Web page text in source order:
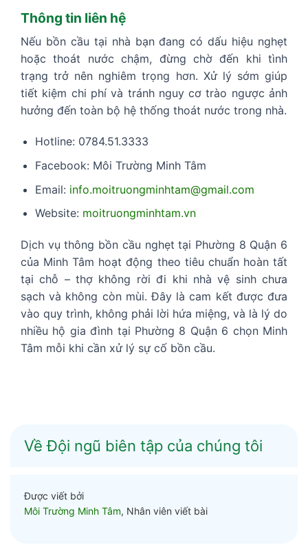
Thông tin liên hệ
Nếu bồn cầu tại nhà bạn đang có dấu hiệu nghẹt
hoặc thoát nước chậm, đừng chờ đến khi tình
trạng trở nên nghiêm trọng hơn. Xử lý sớm giúp
tiết kiệm chi phí và tránh nguy cơ trào ngược ảnh
hưởng đến toàn bộ hệ thống thoát nước trong nhà.
Hotline: 0784.51.3333
Facebook: Môi Trường Minh Tâm
Email: info.moitruongminhtam@gmail.com
Website: moitruongminhtam.vn
Dịch vụ thông bồn cầu nghẹt tại Phường 8 Quận 6
của Minh Tâm hoạt động theo tiêu chuẩn hoàn tất
tại chỗ – thợ không rời đi khi nhà vệ sinh chưa
sạch và không còn mùi. Đây là cam kết được đưa
vào quy trình, không phải lời hứa miệng, và là lý do
nhiều hộ gia đình tại Phường 8 Quận 6 chọn Minh
Tâm mỗi khi cần xử lý sự cố bồn cầu.
Về Đội ngũ biên tập của chúng tôi
Được viết bởi
Môi Trường Minh Tâm, Nhân viên viết bài